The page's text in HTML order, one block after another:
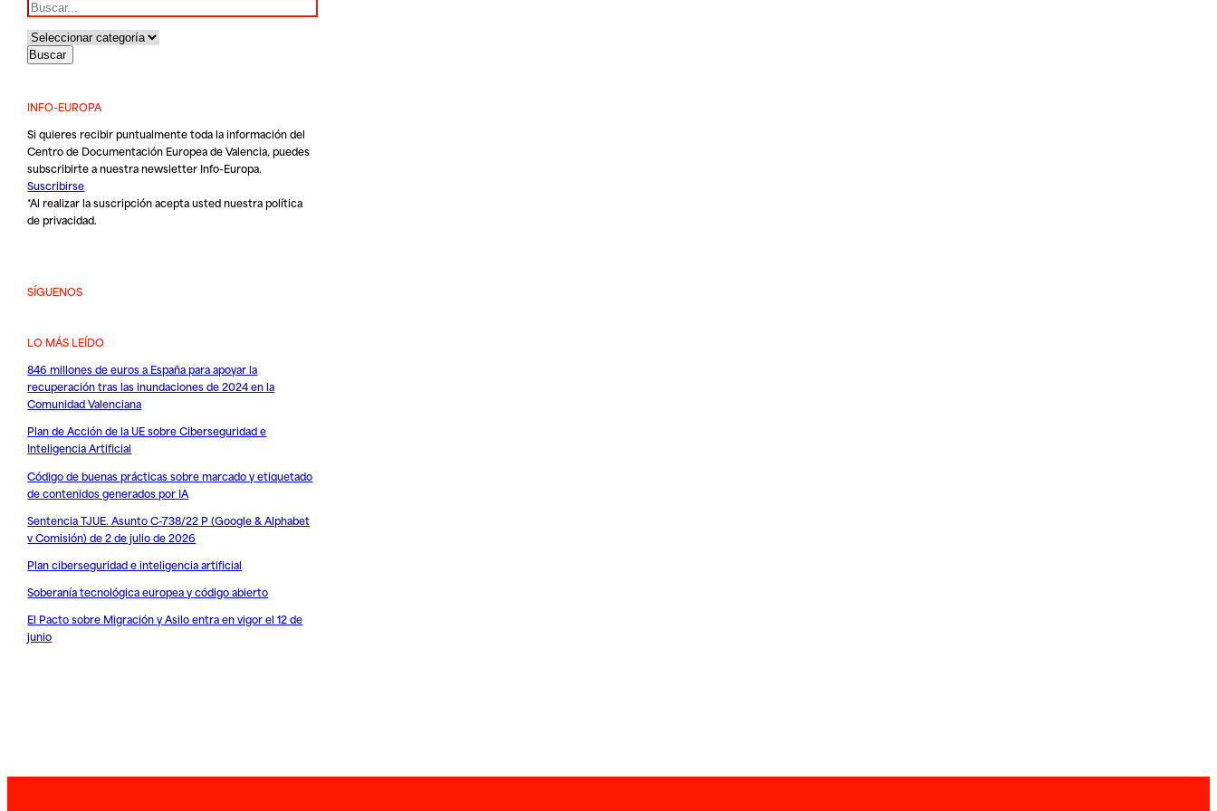
INFO-EUROPA
Si quieres recibir puntualmente toda la información del
Centro de Documentación Europea de Valencia, puedes
subscribirte a nuestra newsletter Info-Europa.
Suscribirse
*Al realizar la suscripción acepta usted nuestrapolítica
de privacidad.
SÍGUENOS
LO MÁS LEÍDO
846 millones de euros a España para apoyar la
recuperación tras las inundaciones de 2024 en la
Comunidad Valenciana
Plan de Acción de la UE sobre Ciberseguridad e
Inteligencia Artificial
Código de buenas prácticas sobre marcado y etiquetado
de contenidos generados por IA
Sentencia TJUE. Asunto C-738/22 P (Google & Alphabet
v Comisión) de 2 de julio de 2026
Plan ciberseguridad e inteligencia artificial
Soberanía tecnológica europea y código abierto
El Pacto sobre Migración y Asilo entra en vigor el 12 de
junio